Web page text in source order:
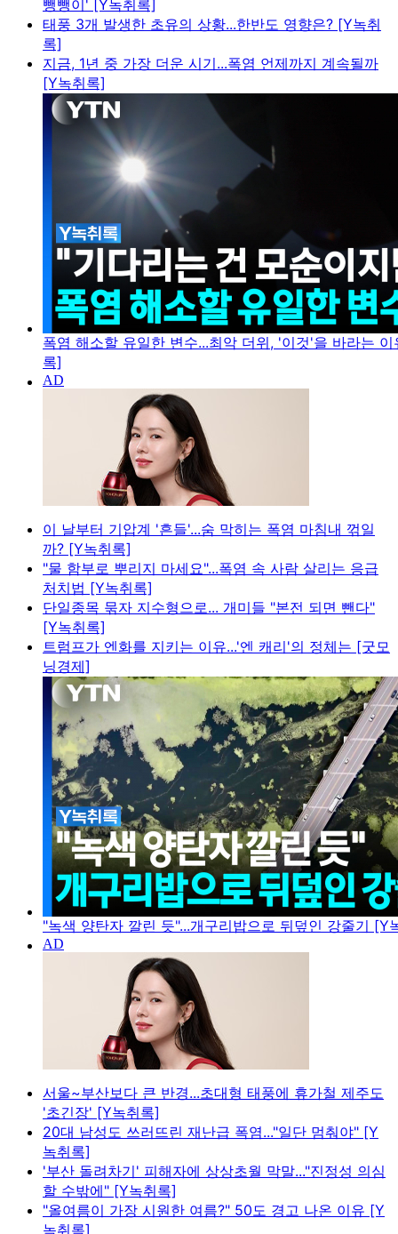
뺑뺑이' [Y녹취록]
태풍 3개 발생한 초유의 상황...한반도 영향은? [Y녹취
록]
지금, 1년 중 가장 더운 시기...폭염 언제까지 계속될까
[Y녹취록]
폭염 해소할 유일한 변수...최악 더위, '이것'을 바라는
록]
이 날부터 기압계 '흔들'...숨 막히는 폭염 마침내 꺾일
까? [Y녹취록]
"물 함부로 뿌리지 마세요"...폭염 속 사람 살리는 응급
처치법 [Y녹취록]
단일종목 묶자 지수형으로... 개미들 "본전 되면 뺀다"
[Y녹취록]
트럼프가 엔화를 지키는 이유...'엔 캐리'의 정체는 [굿모
닝경제]
"녹색 양탄자 깔린 듯"...개구리밥으로 뒤덮인 강줄기 [Y
서울~부산보다 큰 반경...초대형 태풍에 휴가철 제주도
'초긴장' [Y녹취록]
20대 남성도 쓰러뜨린 재난급 폭염..."일단 멈춰야" [Y
녹취록]
'부산 돌려차기' 피해자에 상상초월 막말..."진정성 의심
할 수밖에" [Y녹취록]
"올여름이 가장 시원한 여름?" 50도 경고 나온 이유 [Y
녹취록]